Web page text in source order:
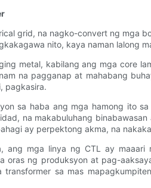
grid, na nagko-convert ng mga
nito, kaya naman lalong
metal, kabilang ang mga core
na pagganap at mahabang
pagkasira.
sa haba ang mga hamong ito
na makabuluhang
ay perpektong akma, na
mga linya ng CTL ay
oras ng produksyon at pag-
sa mas